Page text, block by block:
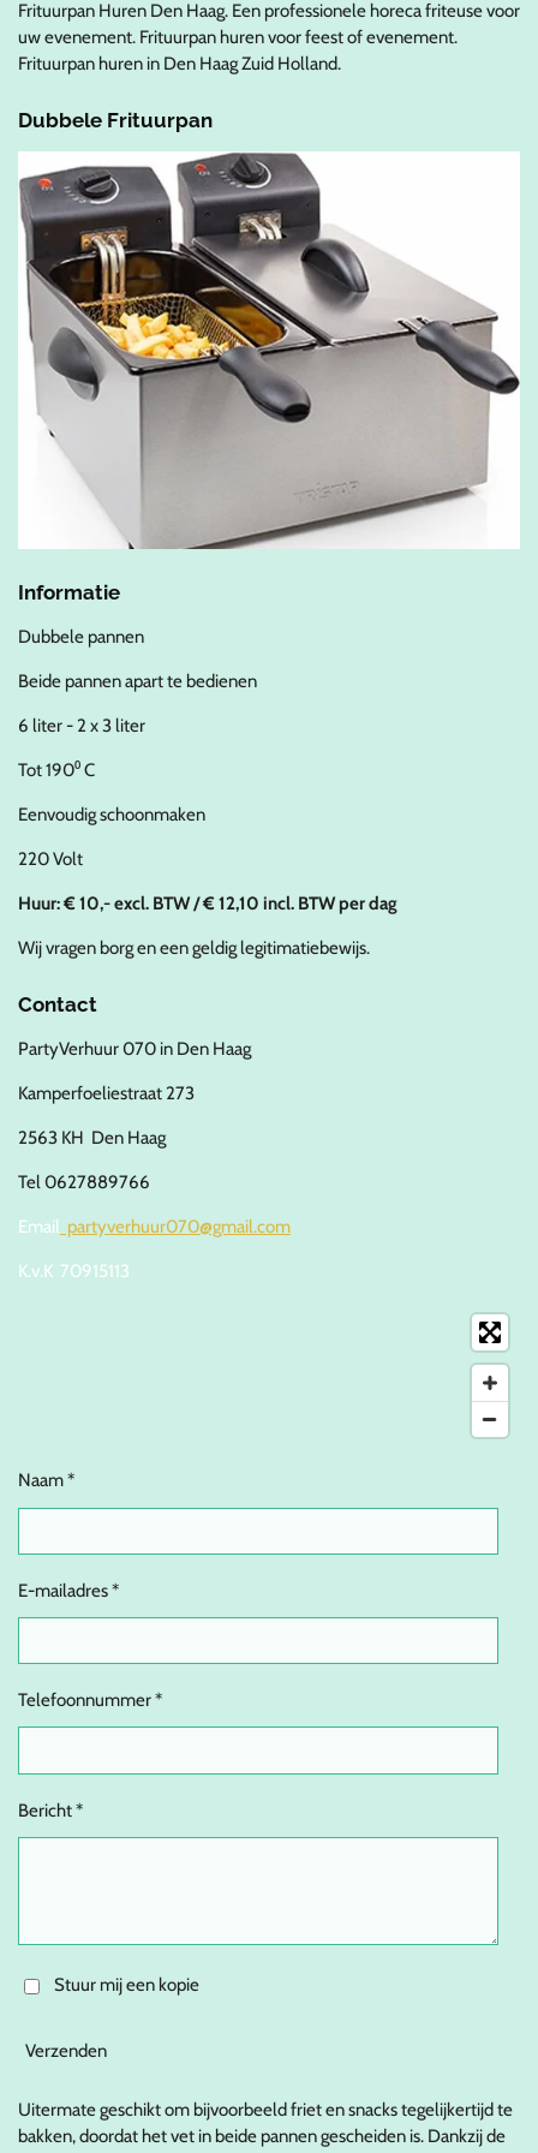
Frituurpan Huren Den Haag. Een professionele horeca friteuse voor
uw evenement. Frituurpan huren voor feest of evenement.
Frituurpan huren in Den Haag Zuid Holland.
Dubbele Frituurpan
Informatie
Dubbele pannen
Beide pannen apart te bedienen
6 liter - 2 x 3 liter
Tot 190⁰ C
Eenvoudig schoonmaken
220 Volt
Huur: € 10,- excl. BTW / € 12,10 incl. BTW per dag
Wij vragen borg en een geldig legitimatiebewijs.
Contact
PartyVerhuur 070 in Den Haag
Kamperfoeliestraat 273
2563 KH Den Haag
Tel 0627889766
Email partyverhuur070@gmail.com
K.v.K 70915113
Naam *
E-mailadres *
Telefoonnummer *
Bericht *
Stuur mij een kopie
Verzenden
Uitermate geschikt om bijvoorbeeld friet en snacks tegelijkertijd te
bakken, doordat het vet in beide pannen gescheiden is. Dankzij de